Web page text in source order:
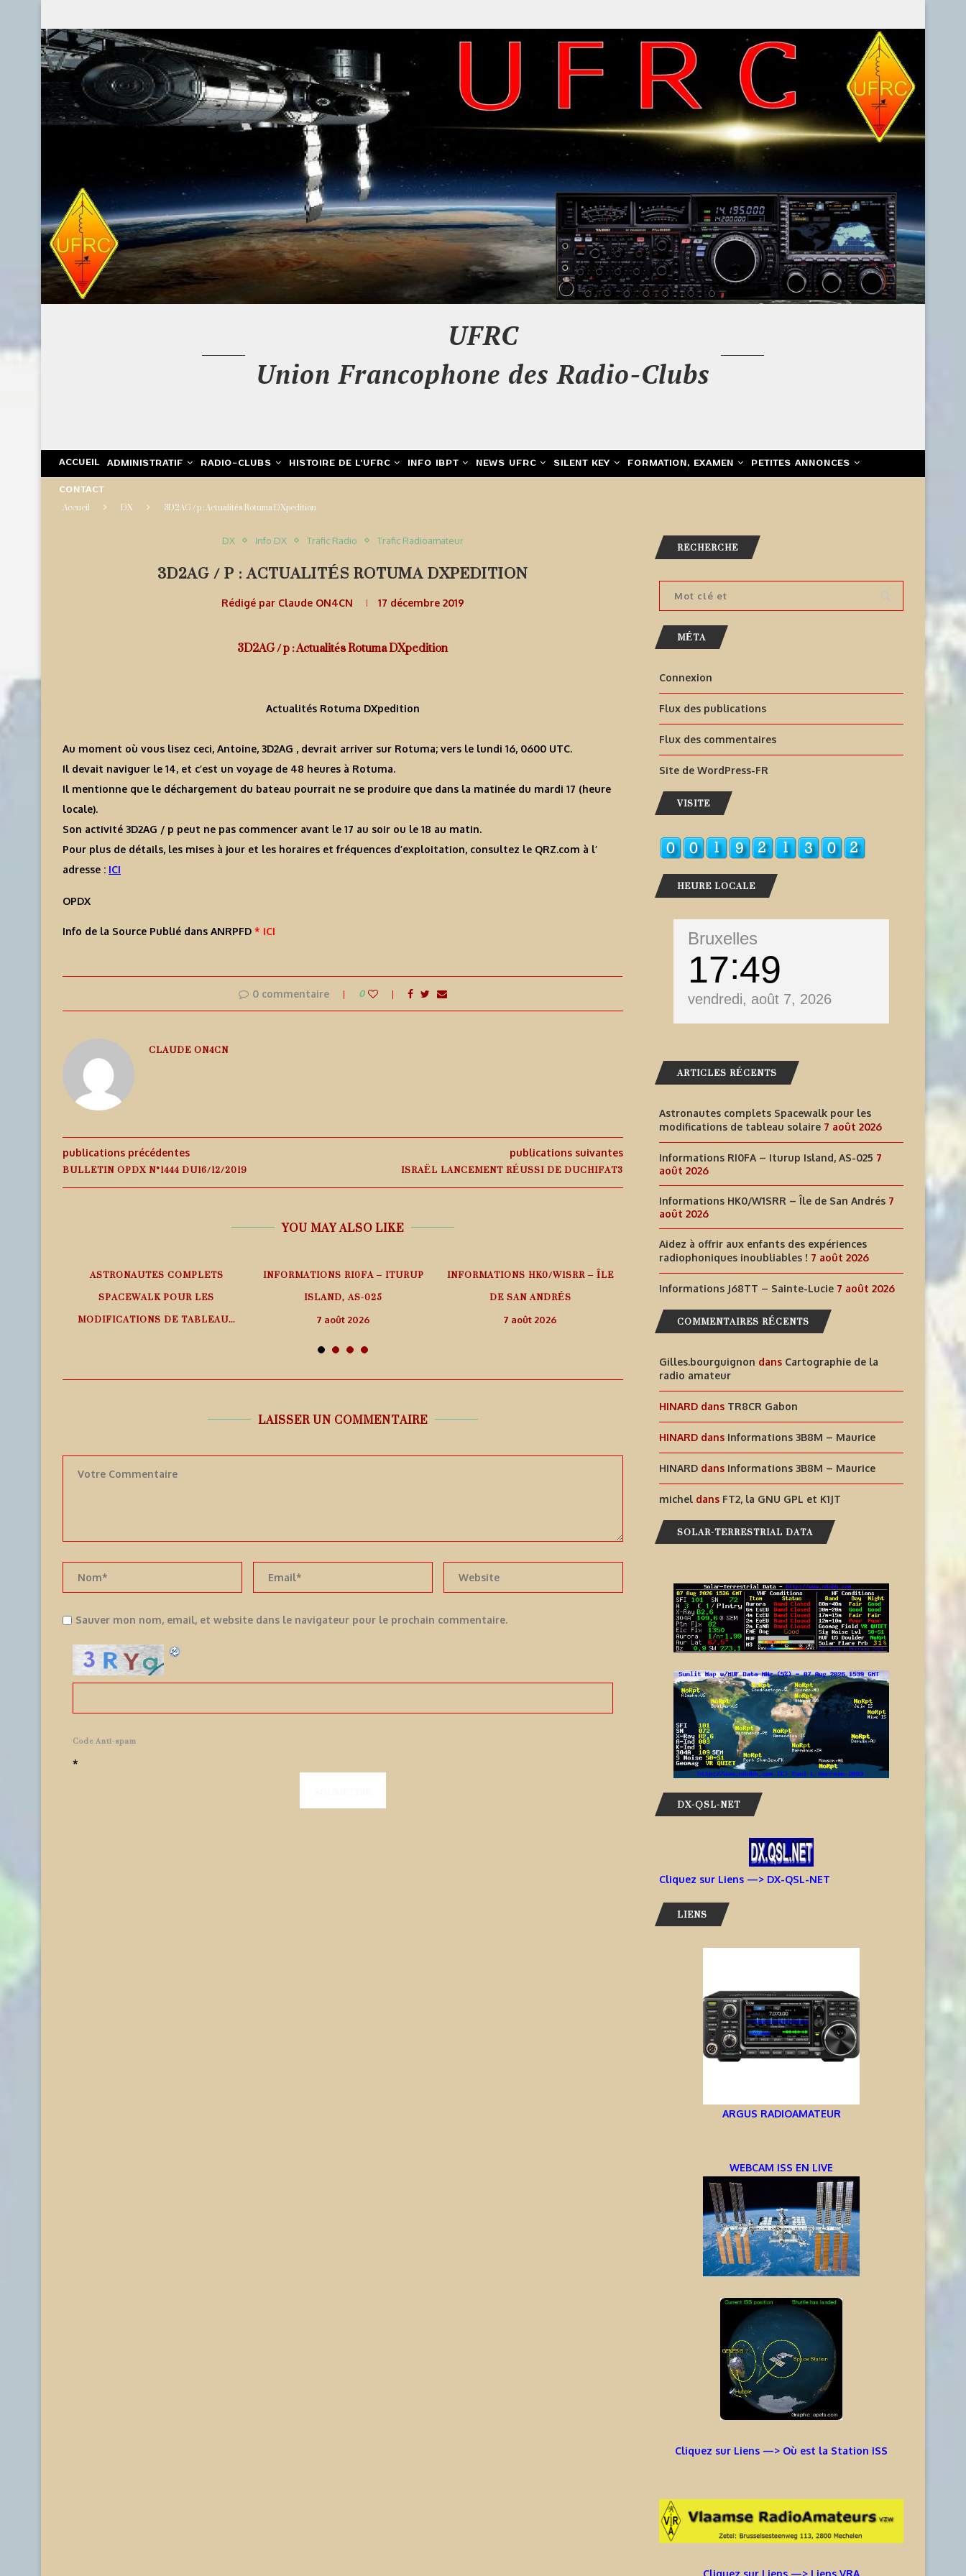
UFRC
Union Francophone des Radio-Clubs
ACCUEIL ADMINISTRATIF RADIO-CLUBS HISTOIRE DE L’UFRC INFO IBPT NEWS UFRC SILENT KEY FORMATION, EXAMEN PETITES ANNONCES
CONTACT
Accueil DX 3D2AG / p : Actualités Rotuma DXpedition
DX Info DX Trafic Radio Trafic Radioamateur
3D2AG / P : ACTUALITÉS ROTUMA DXPEDITION
Rédigé par Claude ON4CN 17 décembre 2019
3D2AG / p : Actualités Rotuma DXpedition
Actualités Rotuma DXpedition
Au moment où vous lisez ceci, Antoine, 3D2AG , devrait arriver sur Rotuma; vers le lundi 16, 0600 UTC.
Il devait naviguer le 14, et c’est un voyage de 48 heures à Rotuma.
Il mentionne que le déchargement du bateau pourrait ne se produire que dans la matinée du mardi 17 (heure
locale).
Son activité 3D2AG / p peut ne pas commencer avant le 17 au soir ou le 18 au matin.
Pour plus de détails, les mises à jour et les horaires et fréquences d’exploitation, consultez le QRZ.com à l’
adresse : ICI
OPDX
Info de la Source Publié dans ANRPFD * ICI
0 commentaire 0
CLAUDE ON4CN
publications précédentes
BULLETIN OPDX N°1444 DU16/12/2019
publications suivantes
ISRAËL LANCEMENT RÉUSSI DE DUCHIFAT3
YOU MAY ALSO LIKE
ASTRONAUTES COMPLETS
SPACEWALK POUR LES
MODIFICATIONS DE TABLEAU...
INFORMATIONS RI0FA – ITURUP
ISLAND, AS-025
7 août 2026
INFORMATIONS HK0/W1SRR – ÎLE
DE SAN ANDRÉS
7 août 2026
AIDEZ À OFFRIR AUX ENFANTS
DES EXPÉRIENCES
RADIOPHONIQUES...
INFORMATIONS J68TT –
LUCIE
LAISSER UN COMMENTAIRE
Sauver mon nom, email, et website dans le navigateur pour le prochain commentaire.
Code Anti-spam
*
RECHERCHE
MÉTA
Connexion
Flux des publications
Flux des commentaires
Site de WordPress-FR
VISITE
HEURE LOCALE
Bruxelles
17 49
vendredi, août 7, 2026
ARTICLES RÉCENTS
Astronautes complets Spacewalk pour les
modifications de tableau solaire 7 août 2026
Informations RI0FA – Iturup Island, AS-025 7
août 2026
Informations HK0/W1SRR – Île de San Andrés 7
août 2026
Aidez à offrir aux enfants des expériences
radiophoniques inoubliables ! 7 août 2026
Informations J68TT – Sainte-Lucie 7 août 2026
COMMENTAIRES RÉCENTS
Gilles.bourguignon dans Cartographie de la
radio amateur
HINARD dans TR8CR Gabon
HINARD dans Informations 3B8M – Maurice
HINARD dans Informations 3B8M – Maurice
michel dans FT2, la GNU GPL et K1JT
SOLAR-TERRESTRIAL DATA
DX-QSL-NET
Cliquez sur Liens —> DX-QSL-NET
LIENS
ARGUS RADIOAMATEUR
WEBCAM ISS EN LIVE
Cliquez sur Liens —> Où est la Station ISS